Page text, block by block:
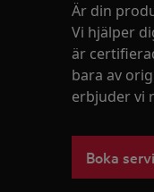
Är din
Vi hjälper
är
bara av
erbjuder vi
Boka